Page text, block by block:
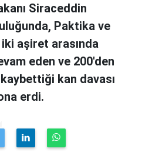
Siraceddin
Paktika ve
aşiret arasında
eden ve 200'den
kan davası
erdi.